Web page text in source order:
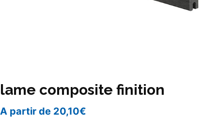
lame composite finition
A partir de 20,10€